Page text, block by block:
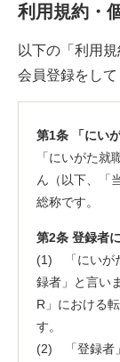
利用規約・
以下の「利用
会員登録をして
第1条 「にい
「にいがた就
ん（以下、「
総称です。
第2条 登録者
(1) 「にいが
録者」と言い
R」における
す。
(2) 「登録者